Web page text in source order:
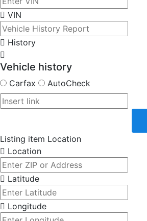
VIN
History
Vehicle history
Carfax AutoCheck
Listing item Location
Location
Latitude
Longitude